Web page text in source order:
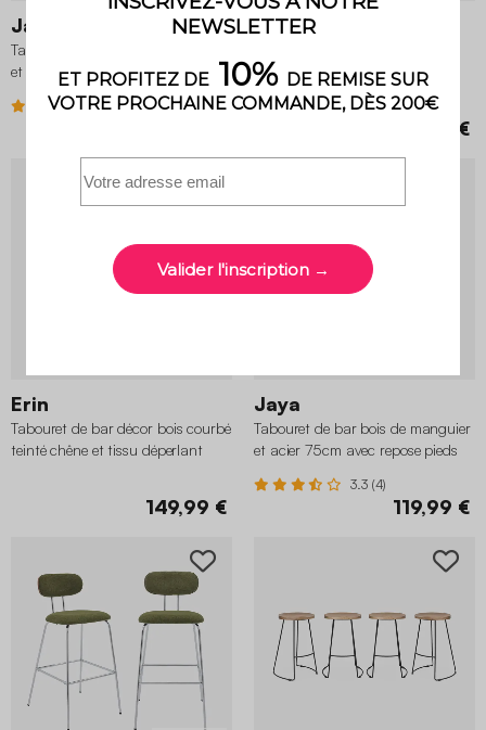
Jaya
Tabouret de bar bois de manguier
et acier 65cm avec repose pieds
(lot de 2)
4.6 (18)
Joy
assise en cordes 64cm (lot de 2)
4.5 (4)
229,99 €
Erin
Tabouret de bar décor bois courbé
teinté chêne et tissu déperlant
149,99 €
Jaya
Tabouret de bar bois de manguier
et acier 75cm avec repose pieds
3.3 (4)
119,99 €